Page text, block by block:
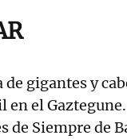
de gigantes y
el
de Siempre de